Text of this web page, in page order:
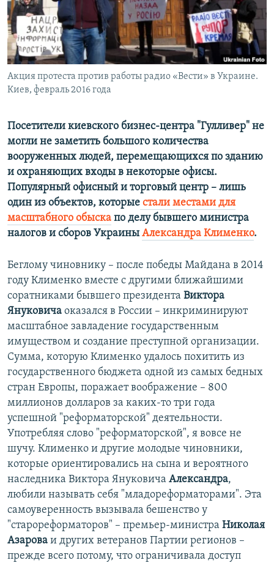
ПОБЕДИТЕЛЕЙ НЕ СУДЯТ?
КРЫМ.НЕПОКОРЕННЫЙ
ELIFBE
УКРАИНСКАЯ ПРОБЛЕМА КРЫМА
ПРИСОЕДИНЯЙТЕСЬ!
Все сайты RFE/RL
Акция протеста против работы радио «Вести» в Украине.
Киев, февраль 2016 года
Посетители киевского бизнес-центра "Гулливер" не
могли не заметить большого количества
вооруженных людей, перемещающихся по зданию
и охраняющих входы в некоторые офисы.
Популярный офисный и торговый центр – лишь
один из объектов, которые стали местами для
масштабного обыска по делу бывшего министра
налогов и сборов Украины Александра Клименко.
Беглому чиновнику – после победы Майдана в 2014
году Клименко вместе с другими ближайшими
соратниками бывшего президента Виктора
Януковича оказался в России – инкриминируют
масштабное завладение государственным
имуществом и создание преступной организации.
Сумма, которую Клименко удалось похитить из
государственного бюджета одной из самых бедных
стран Европы, поражает воображение – 800
миллионов долларов за каких-то три года
успешной "реформаторской" деятельности.
Употребляя слово "реформаторской", я вовсе не
шучу. Клименко и другие молодые чиновники,
которые ориентировались на сына и вероятного
наследника Виктора Януковича Александра,
любили называть себя "младореформаторами". Эта
самоуверенность вызывала бешенство у
"старореформаторов" – премьер-министра Николая
Азарова и других ветеранов Партии регионов –
прежде всего потому, что ограничивала доступ